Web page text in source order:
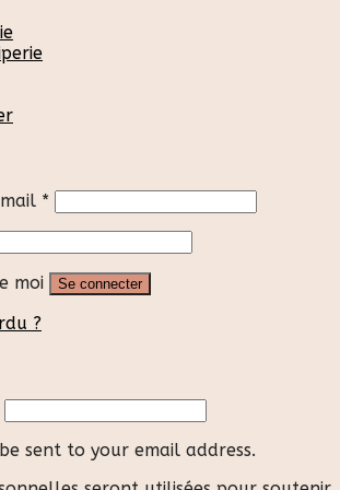
*
moi
Se connecter
?
sent to your email address.